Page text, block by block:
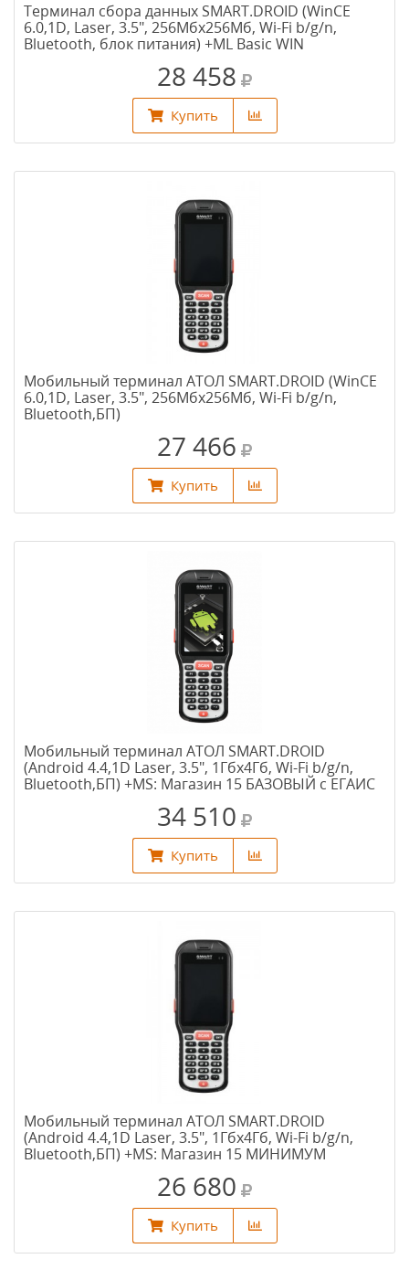
Терминал сбора данных SMART.DROID (WinCE
6.0,1D, Laser, 3.5", 256Мбх256Мб, Wi-Fi b/g/n,
Bluetooth, блок питания) +ML Basic WIN
28 458
Купить
Мобильный терминал АТОЛ SMART.DROID (WinCE
6.0,1D, Laser, 3.5", 256Мбх256Мб, Wi-Fi b/g/n,
Bluetooth,БП)
27 466
Купить
Мобильный терминал АТОЛ SMART.DROID
(Android 4.4,1D Laser, 3.5", 1Гбх4Гб, Wi-Fi b/g/n,
Bluetooth,БП) +MS: Магазин 15 БАЗОВЫЙ с ЕГАИС
34 510
Купить
Мобильный терминал АТОЛ SMART.DROID
(Android 4.4,1D Laser, 3.5", 1Гбх4Гб, Wi-Fi b/g/n,
Bluetooth,БП) +MS: Магазин 15 МИНИМУМ
26 680
Купить